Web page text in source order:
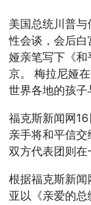
美国总统川普
性会谈，会后
娅亲笔写下《
京。 梅拉尼娅
世界各地的孩子
福克斯新闻网
亲手将和平信交
双方代表团则在
根据福克斯新
亚以《亲爱的